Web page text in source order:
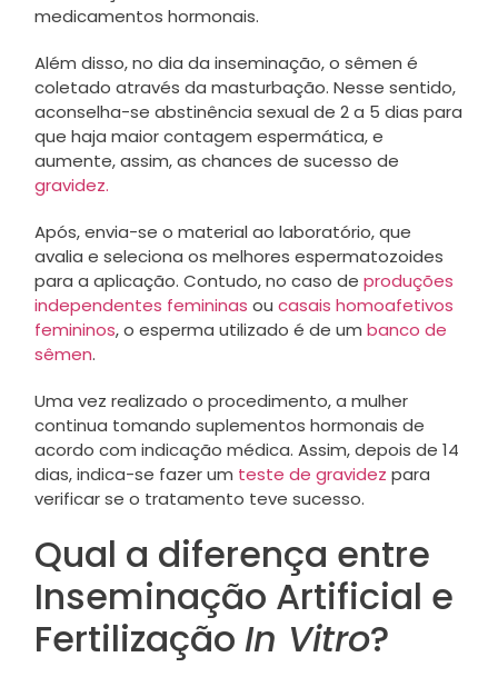
medicamentos hormonais.
Além disso, no dia da inseminação, o sêmen é
coletado através da masturbação. Nesse sentido,
aconselha-se abstinência sexual de 2 a 5 dias para
que haja maior contagem espermática, e
aumente, assim, as chances de sucesso de
gravidez.
Após, envia-se o material ao laboratório, que
avalia e seleciona os melhores espermatozoides
para a aplicação. Contudo, no caso de produções
independentes femininas ou casais homoafetivos
femininos, o esperma utilizado é de um banco de
sêmen.
Uma vez realizado o procedimento, a mulher
continua tomando suplementos hormonais de
acordo com indicação médica. Assim, depois de 14
dias, indica-se fazer um teste de gravidez para
verificar se o tratamento teve sucesso.
Qual a diferença entre
Inseminação Artificial e
Fertilização In Vitro?